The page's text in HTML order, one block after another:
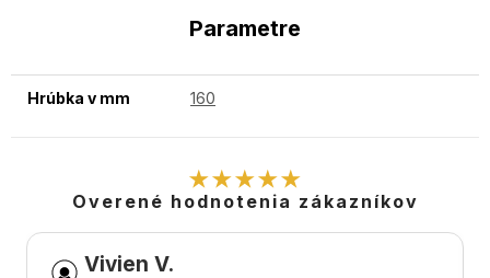
Parametre
Hrúbka v mm 160
★★★★★
Overené hodnotenia zákazníkov
Vivien V.